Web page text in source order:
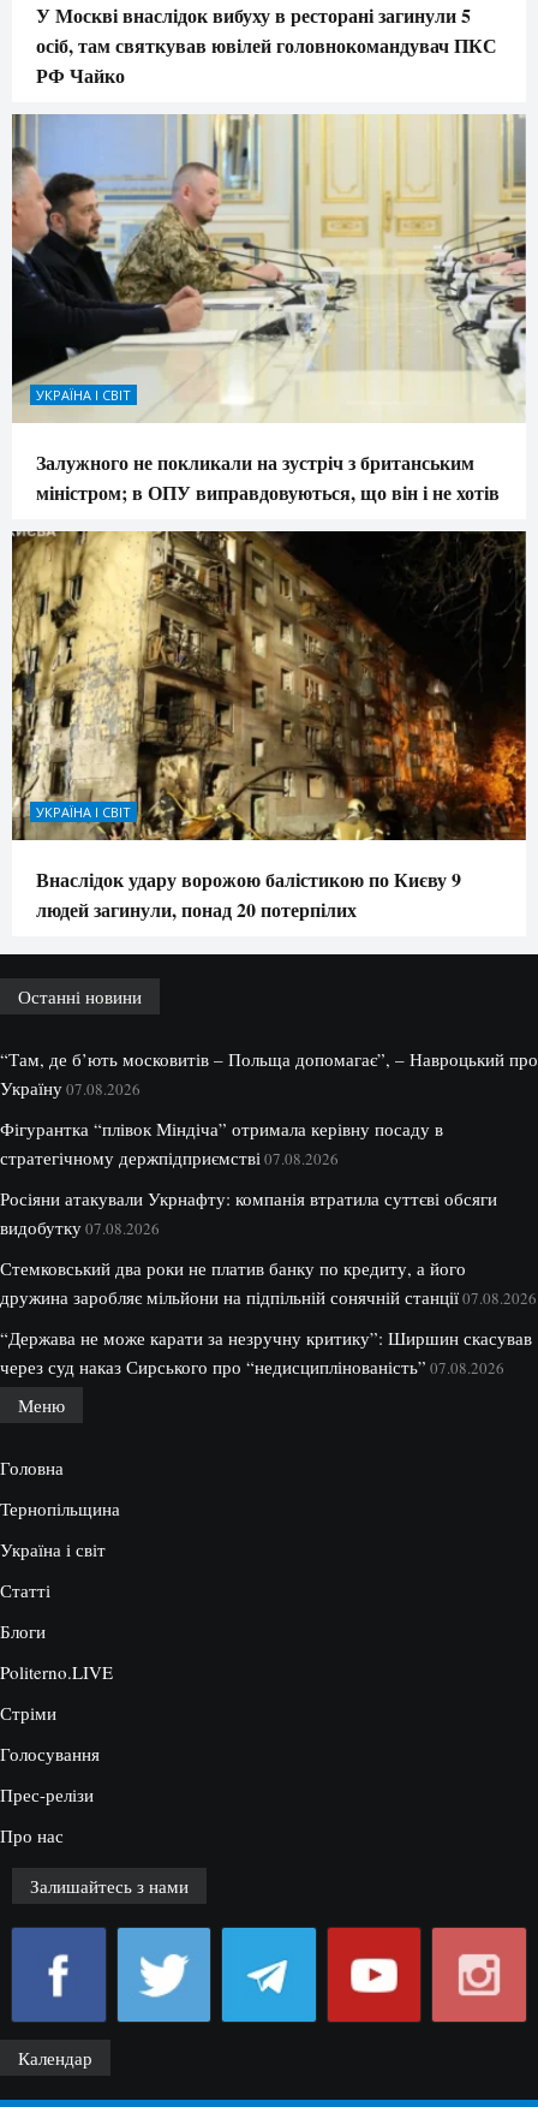
У Москві внаслідок вибуху в ресторані загинули 5
осіб, там святкував ювілей головнокомандувач ПКС
РФ Чайко
УКРАЇНА І СВІТ
Залужного не покликали на зустріч з британським
міністром; в ОПУ виправдовуються, що він і не хотів
УКРАЇНА І СВІТ
Внаслідок удару ворожою балістикою по Києву 9
людей загинули, понад 20 потерпілих
Останні новини
“Там, де б’ють московитів – Польща допомагає”, – Навроцький про
Україну07.08.2026
Фігурантка “плівок Міндіча” отримала керівну посаду в
стратегічному держпідприємстві 07.08.2026
Росіяни атакували Укрнафту: компанія втратила суттєві обсяги
видобутку07.08.2026
Стемковський два роки не платив банку по кредиту, а його
дружина заробляє мільйони на підпільній сонячній станції07.08.2026
“Держава не може карати за незручну критику”: Ширшин скасував
через суд наказ Сирського про “недисциплінованість” 07.08.2026
Меню
Головна
Тернопільщина
Україна і світ
Статті
Блоги
Politerno.LIVE
Стріми
Голосування
Прес-релізи
Про нас
Залишайтесь з нами
Календар